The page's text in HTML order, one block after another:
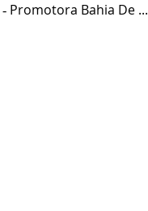
- Promotora Bahia De ...